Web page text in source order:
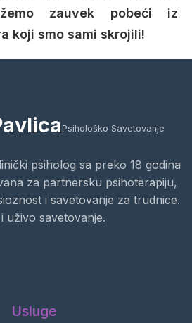
zauvek pobeći iz
koji smo sami skrojili!
Psihološko Savetovanje
psiholog sa preko 18 godina
za partnersku psihoterapiju,
i savetovanje za trudnice.
uživo savetovanje.
Usluge